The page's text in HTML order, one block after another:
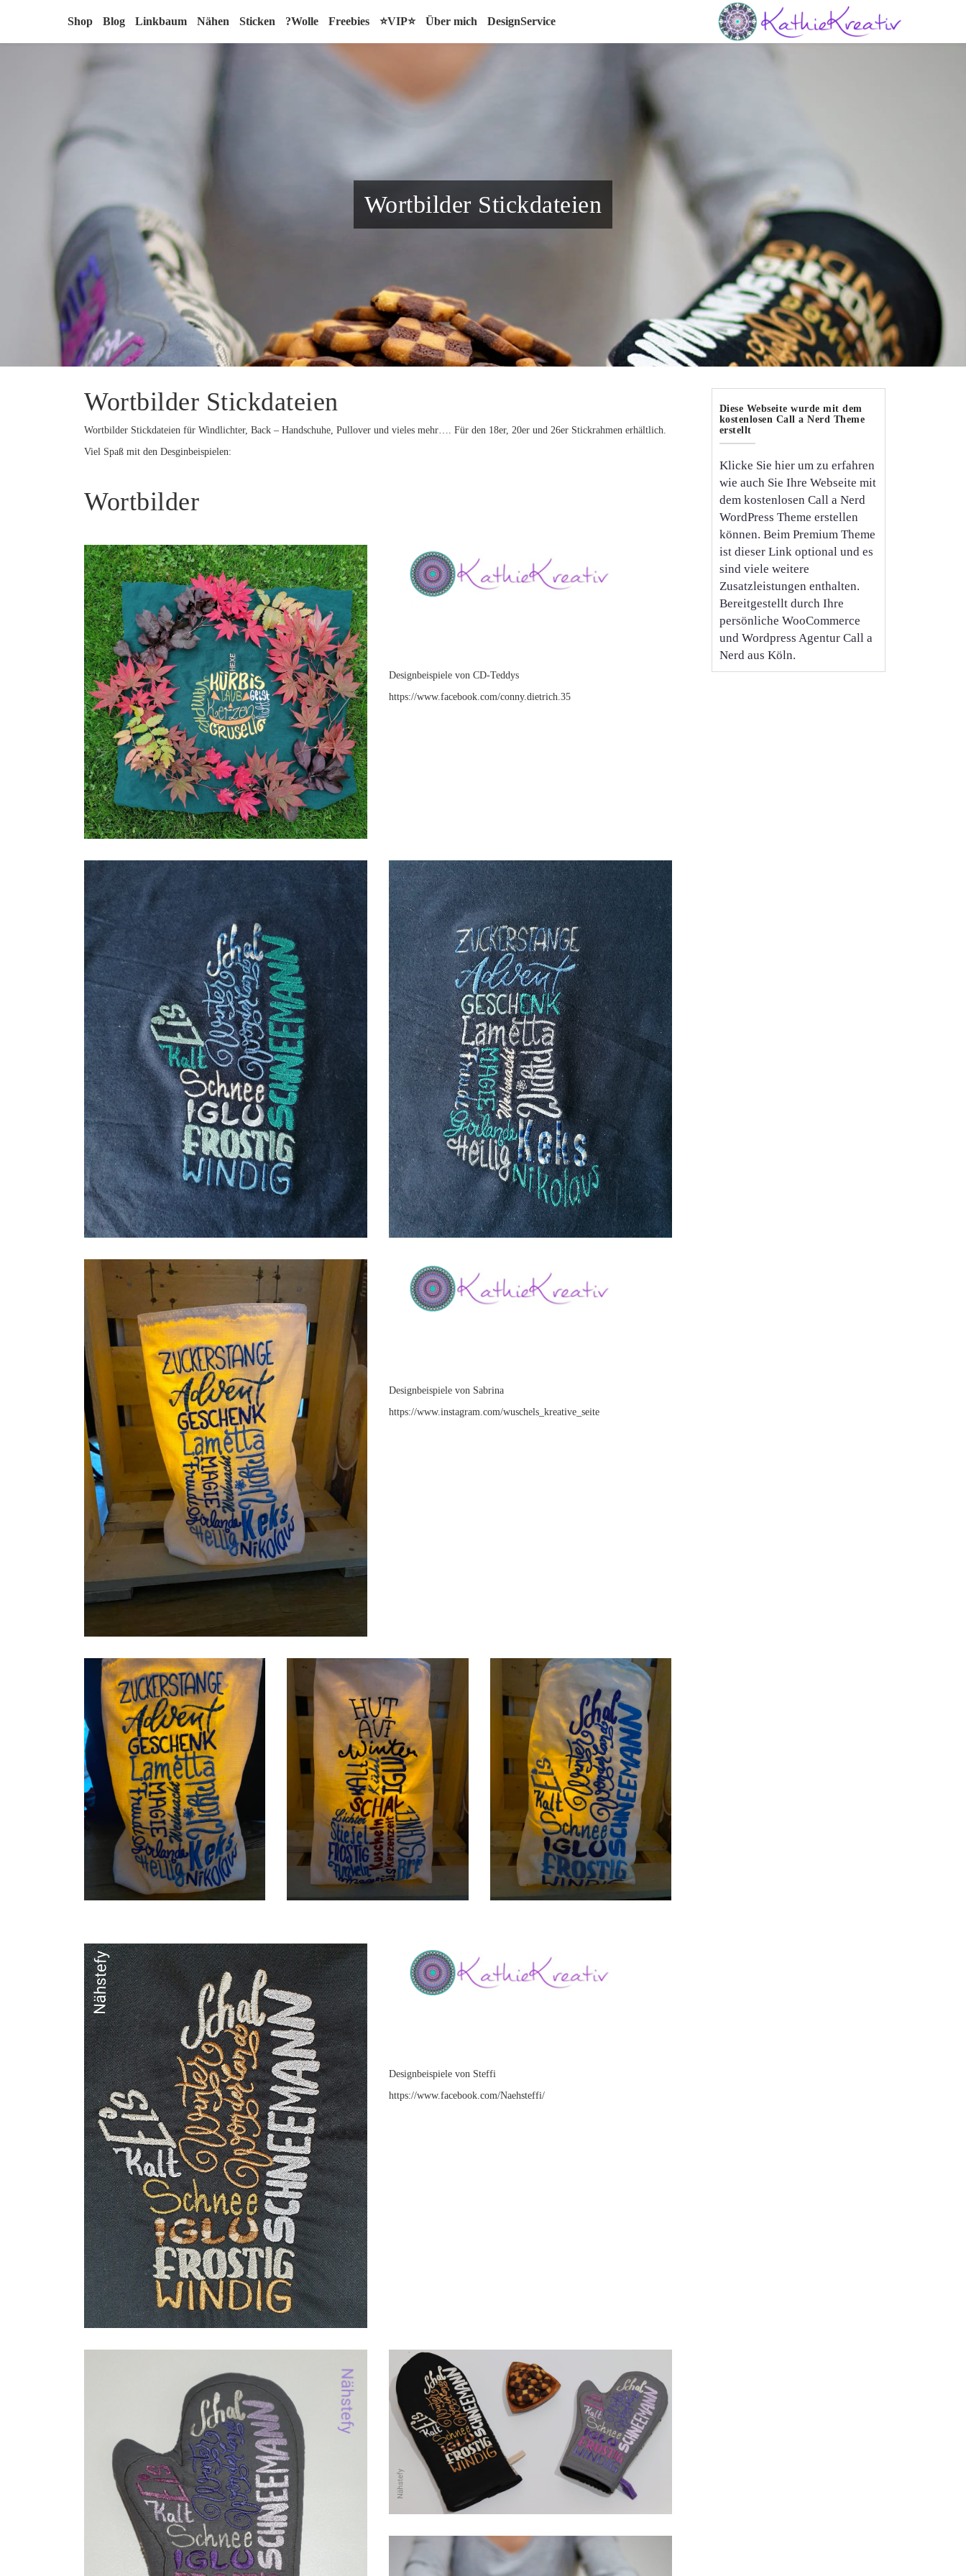
Shop Blog Linkbaum Nähen Sticken ?Wolle Freebies ⭐VIP⭐ Über mich DesignService
Wortbilder Stickdateien
Wortbilder Stickdateien
Wortbilder Stickdateien für Windlichter, Back – Handschuhe, Pullover und vieles mehr…. Für den 18er, 20er und 26er Stickrahmen erhältlich.
Viel Spaß mit den Desginbeispielen:
Wortbilder
Designbeispiele von CD-Teddys
https://www.facebook.com/conny.dietrich.35
Designbeispiele von Sabrina
https://www.instagram.com/wuschels_kreative_seite
Designbeispiele von Steffi
https://www.facebook.com/Naehsteffi/
Diese Webseite wurde mit dem
kostenlosen Call a Nerd Theme
erstellt
Klicke Sie hier um zu erfahren
wie auch Sie Ihre Webseite mit
dem kostenlosen Call a Nerd
WordPress Theme erstellen
können. Beim Premium Theme
ist dieser Link optional und es
sind viele weitere
Zusatzleistungen enthalten.
Bereitgestellt durch Ihre
persönliche WooCommerce
und Wordpress Agentur Call a
Nerd aus Köln.